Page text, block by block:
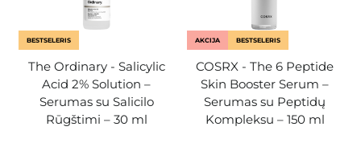
BESTSELERIS
The Ordinary - Salicylic
Acid 2% Solution –
Serumas su Salicilo
Rūgštimi – 30 ml
AKCIJA BESTSELERIS
COSRX - The 6 Peptide
Skin Booster Serum –
Serumas su Peptidų
Kompleksu – 150 ml